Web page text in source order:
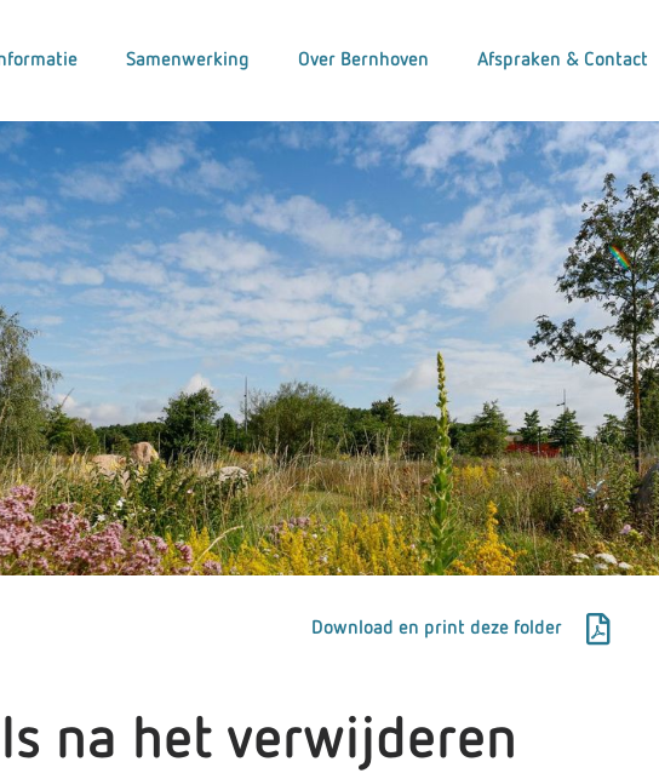
Samenwerking Over Bernhoven Afspraken & Contact
Download en print deze folder
na het verwijderen